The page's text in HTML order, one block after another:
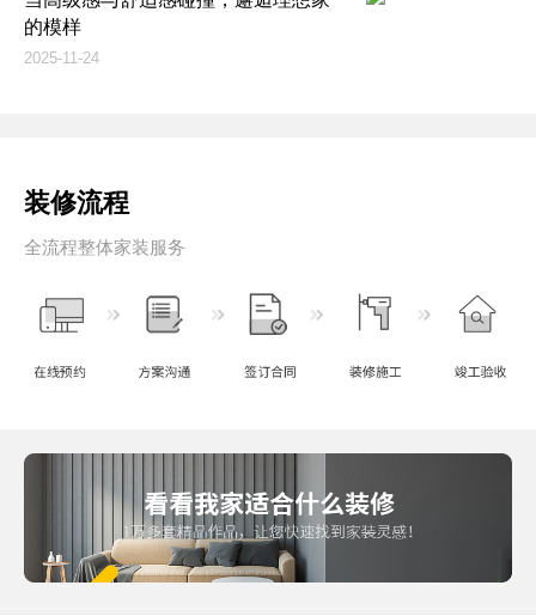
的模样
2025-11-24
装修流程
全流程整体家装服务